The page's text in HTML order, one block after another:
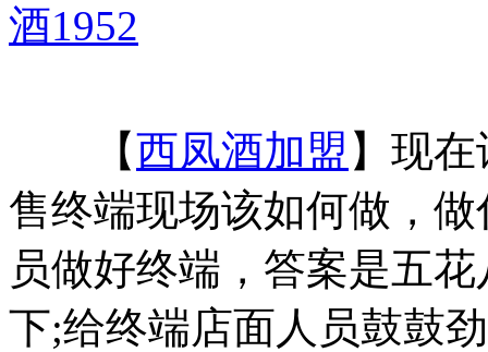
酒1952
【西凤酒加盟 】现
售终端现场该如何做，
员做好终端，答案是五
下;给终端店面人员鼓鼓